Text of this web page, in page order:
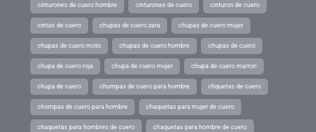
cinturones de cuero hombre cinturones de cuero cinturon de cuero
cintas de cuero chupas de cuero zara chupas de cuero mujer
chupas de cuero moto chupas de cuero hombre chupas de cuero
chupa de cuero roja chupa de cuero mujer chupa de cuero marron
chupa de cuero chumpas de cuero para hombre chquetas de cuero
chompas de cuero para hombre chaquetas para mujer de cuero
chaquetas para hombres de cuero chaquetas para hombre de cuero